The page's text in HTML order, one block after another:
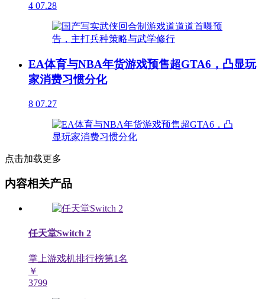
4 07.28
EA体育与NBA年货游戏预售超GTA6，凸显玩
家消费习惯分化
8 07.27
点击加载更多
内容相关产品
任天堂Switch 2
掌上游戏机排行榜第1名
￥
3799